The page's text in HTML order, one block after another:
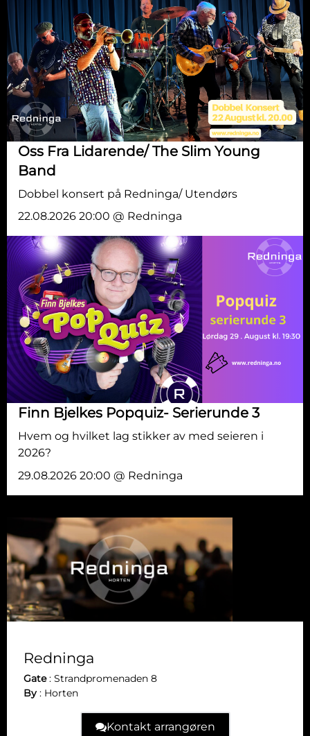
Oss Fra Lidarende/ The Slim Young
Band
Dobbel konsert på Redninga/ Utendørs
22.08.2026 20:00 @ Redninga
Finn Bjelkes Popquiz- Serierunde 3
Hvem og hvilket lag stikker av med seieren i
2026?
29.08.2026 20:00 @ Redninga
Redninga
Gate : Strandpromenaden 8
By : Horten
Kontakt arrangøren